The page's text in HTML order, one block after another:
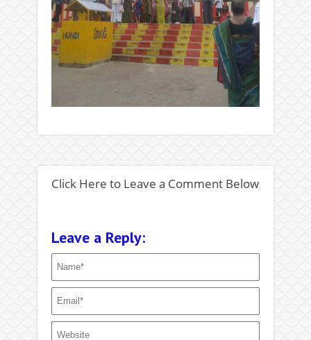
Click Here to Leave a Comment Below
Leave a Reply: